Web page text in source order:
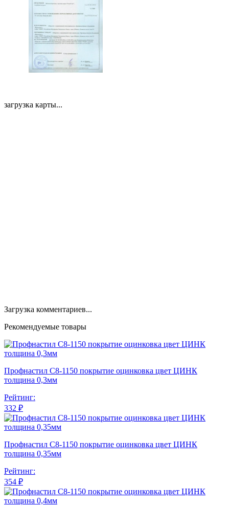
загрузка карты...
Загрузка комментариев...
Рекомендуемые товары
Профнастил С8-1150 покрытие оцинковка цвет ЦИНК
толщина 0,3мм
Рейтинг:
332 ₽
Профнастил С8-1150 покрытие оцинковка цвет ЦИНК
толщина 0,35мм
Рейтинг:
354 ₽